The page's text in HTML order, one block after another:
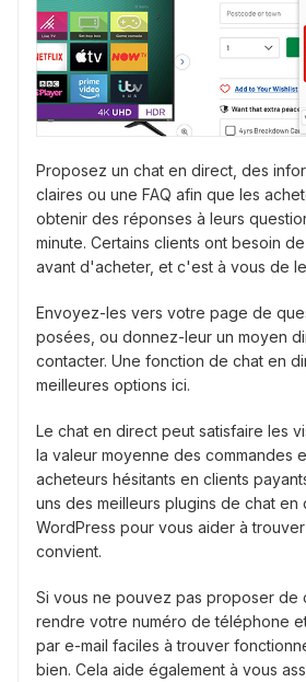
Proposez un chat en direct, des
claires ou une FAQ afin que les
obtenir des réponses à leurs
minute. Certains clients ont besoin
avant d'acheter, et c'est à vous de
Envoyez-les vers votre page de
posées, ou donnez-leur un moyen
contacter. Une fonction de chat en
meilleures options ici.
Le chat en direct peut satisfaire les
la valeur moyenne des commandes
acheteurs hésitants en clients
uns des meilleurs plugins de chat en
WordPress pour vous aider à
convient.
Si vous ne pouvez pas proposer de
rendre votre numéro de téléphone
par e-mail faciles à trouver
bien. Cela aide également à vous